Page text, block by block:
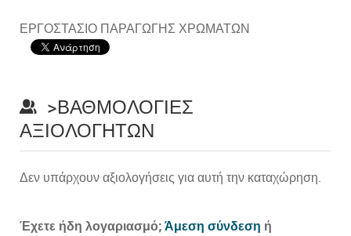
ΕΡΓΟΣΤΑΣΙΟ ΠΑΡΑΓΩΓΗΣ ΧΡΩΜΑΤΩΝ
>ΒΑΘΜΟΛΟΓΊΕΣ
ΑΞΙΟΛΟΓΗΤΏΝ
Δεν υπάρχουν αξιολογήσεις για αυτή την καταχώρηση.
Έχετε ήδη λογαριασμό; Άμεση σύνδεση ή